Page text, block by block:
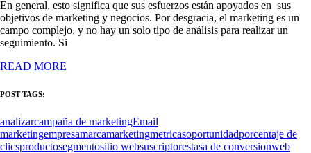
En general, esto significa que sus esfuerzos están apoyados en sus
objetivos de marketing y negocios. Por desgracia, el marketing es un
campo complejo, y no hay un solo tipo de análisis para realizar un
seguimiento. Si
READ MORE
POST TAGS:
analizarcampaña de marketingEmail
marketingempresamarcamarketingmetricasoportunidadporcentaje de
clicsproductosegmentositio websuscriptorestasa de conversionweb